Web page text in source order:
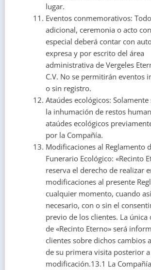
lugar.
Eventos conmemorativos:
adicional, ceremonia o acto
especial deberá contar con
expresa y por escrito del área
administrativa de Vergeles
C.V. No se permitirán eventos
o sin registro.
Ataúdes ecológicos:
la inhumación de restos
ataúdes ecológicos
por la Compañía.
Modificaciones al Reglamento
Funerario Ecológico: «Recinto
reserva el derecho de realizar
modificaciones al presente
cualquier momento, cuando
necesario, con o sin el
previo de los clientes. La única
de «Recinto Eterno» será
clientes sobre dichos cambios
de su primera visita posterior a
modificación.13.1 La